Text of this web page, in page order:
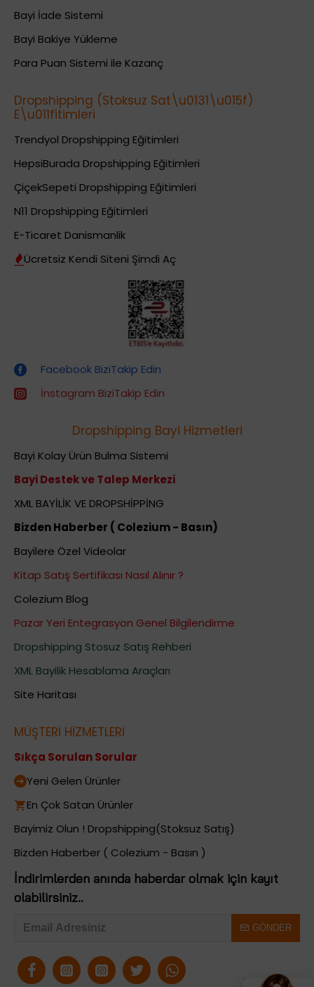
Bayi İade Sistemi
Bayi Bakiye Yükleme
Para Puan Sistemi ile Kazanç
Dropshipping (Stoksuz Sat\u0131\u015f)
E\u011fitimleri
Trendyol Dropshipping Eğitimleri
HepsiBurada Dropshipping Eğitimleri
ÇiçekSepeti Dropshipping Eğitimleri
N11 Dropshipping Eğitimleri
E-Ticaret Danismanlik
Ücretsiz Kendi Siteni Şimdi Aç
Facebook BiziTakip Edin
İnstagram BiziTakip Edin
Dropshipping Bayi Hizmetleri
Bayi Kolay Ürün Bulma Sistemi
Bayi Destek ve Talep Merkezi
XML BAYİLİK VE DROPSHİPPİNG
Bizden Haberber ( Colezium - Basın)
Bayilere Özel Videolar
Kitap Satış Sertifikası Nasıl Alınır ?
Colezium Blog
Pazar Yeri Entegrasyon Genel Bilgilendirme
Dropshipping Stosuz Satış Rehberi
XML Bayilik Hesablama Araçları
Site Haritası
MÜŞTERİ HİZMETLERİ
Sıkça Sorulan Sorular
Yeni Gelen Ürünler
En Çok Satan Ürünler
Bayimiz Olun ! Dropshipping(Stoksuz Satış)
Bizden Haberber ( Colezium - Basın )
İndirimlerden anında haberdar olmak için kayıt
olabilirsiniz..
GÖNDER